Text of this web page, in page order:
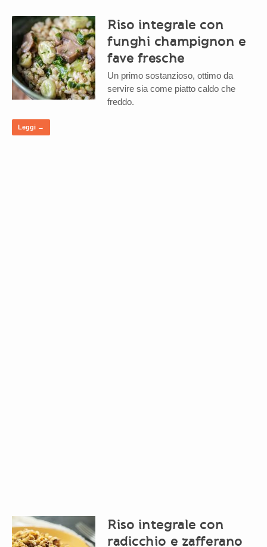
Riso integrale con
funghi champignon e
fave fresche
Un primo sostanzioso, ottimo da
servire sia come piatto caldo che
freddo.
Leggi →
Riso integrale con
radicchio e zafferano